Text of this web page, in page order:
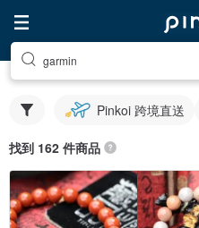
garmin
Pinkoi 跨境直送
找到 162 件商品